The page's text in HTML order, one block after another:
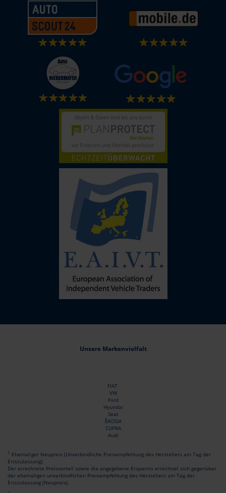
Unsere Markenvielfalt
FIAT
VW
Ford
Hyundai
Seat
ŠKODA
CUPRA
Audi
1 Ehemaliger Neupreis (Unverbindliche Preisempfehlung des Herstellers am Tag der
Erstzulassung).
Der errechnete Preisvorteil sowie die angegebene Ersparnis errechnet sich gegenüber
der ehemaligen unverbindlichen Preisempfehlung des Herstellers am Tag der
Erstzulassung (Neupreis).